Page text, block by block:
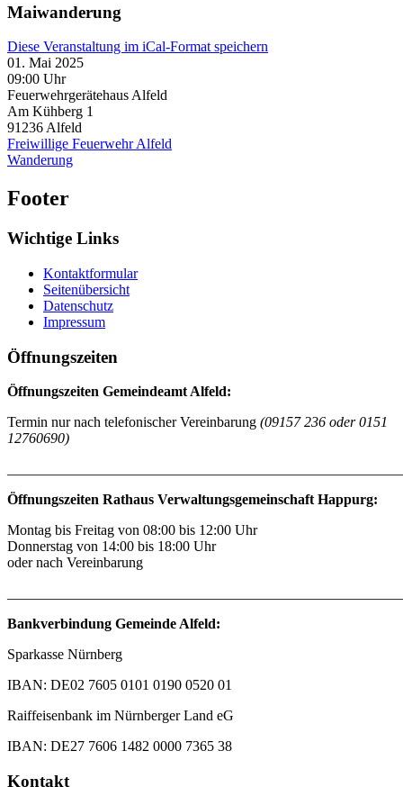
Maiwanderung
Diese Veranstaltung im iCal-Format speichern
01. Mai 2025
09:00 Uhr
Feuerwehrgerätehaus Alfeld
Am Kühberg 1
91236Alfeld
Freiwillige Feuerwehr Alfeld
Wanderung
Footer
Wichtige Links
Kontaktformular
Seitenübersicht
Datenschutz
Impressum
Öffnungszeiten
Öffnungszeiten Gemeindeamt Alfeld:
Termin nur nach telefonischer Vereinbarung (09157 236 oder 0151
12760690)
Öffnungszeiten Rathaus Verwaltungsgemeinschaft Happurg:
Montag bis Freitag von 08:00 bis 12:00 Uhr
Donnerstag von 14:00 bis 18:00 Uhr
oder nach Vereinbarung
Bankverbindung Gemeinde Alfeld:
Sparkasse Nürnberg
IBAN: DE02 7605 0101 0190 0520 01
Raiffeisenbank im Nürnberger Land eG
IBAN: DE27 7606 1482 0000 7365 38
Kontakt